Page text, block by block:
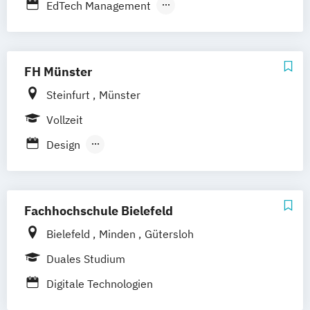
Dresden
EdTech Management
Strategische Kommunikation & Digitales
Marketing
FH Münster
Steinfurt
Münster
Vollzeit
Design
Fachhochschule Bielefeld
Bielefeld Minden
Gütersloh
Duales Studium
Digitale Technologien